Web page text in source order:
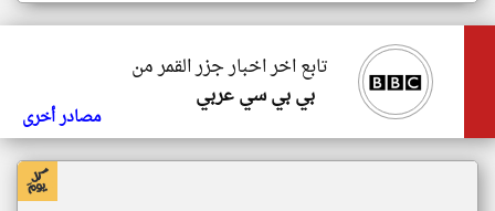
تابع اخر اخبار جزر القمر من
بي بي سي عربي
مصادر أخرى